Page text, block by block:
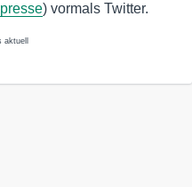
) vormals Twitter.